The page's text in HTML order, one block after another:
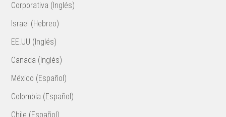
Corporativa (Inglés)
Israel (Hebreo)
EE.UU (Inglés)
Canada (Inglés)
México (Español)
Colombia (Español)
Chile (Español)